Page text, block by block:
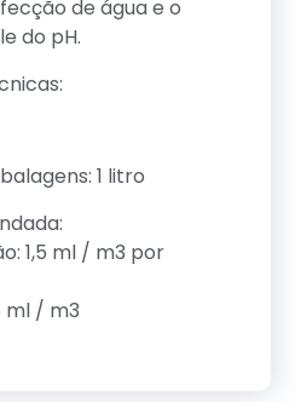
de água e o
do pH.
1 litro
1,5 ml / m3 por
ml / m3